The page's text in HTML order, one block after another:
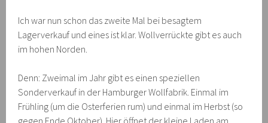
Ich war nun schon das zweite Mal bei besagtem
Lagerverkauf und eines ist klar. Wollverrückte gibt es auch
im hohen Norden.
Denn: Zweimal im Jahr gibt es einen speziellen
Sonderverkauf in der Hamburger Wollfabrik. Einmal im
Frühling (um die Osterferien rum) und einmal im Herbst (so
gegen Ende Oktober). Hier öffnet der kleine Laden am